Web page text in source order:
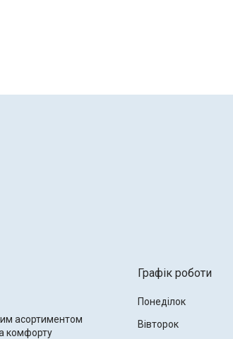
асортиментом
комфорту
Графік роботи
Понеділок
Вівторок